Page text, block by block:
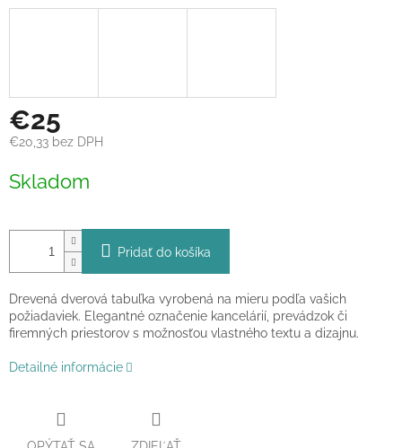
€25
€20,33 bez DPH
cena:
Skladom
Pridať do košíka
Drevená dverová tabuľka vyrobená na mieru podľa vašich
požiadaviek. Elegantné označenie kancelárií, prevádzok či
firemných priestorov s možnosťou vlastného textu a dizajnu.
Detailné informácie